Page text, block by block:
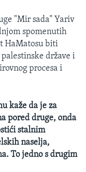
"Mir sada" Yariv
spomenutih
HaMatosu biti
države i
procesa i
kaže da je za
pored druge, onda
stalnim
naselja,
To jedno s drugim